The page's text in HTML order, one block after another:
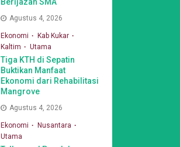
Agustus 4, 2026
Ekonomi
Kab Kukar
Kaltim
Utama
Tiga KTH di Sepatin
Buktikan Manfaat
Ekonomi dari Rehabilitasi
Mangrove
Agustus 4, 2026
Ekonomi
Nusantara
Utama